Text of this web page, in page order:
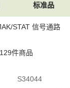
标准品
STAT 信号通路
129件商品
S34044